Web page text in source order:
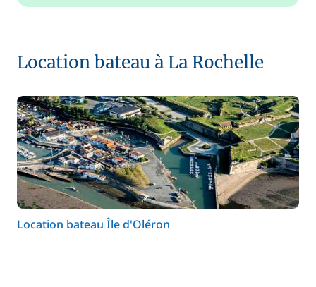
Location bateau à La Rochelle
Location bateau Île d'Oléron